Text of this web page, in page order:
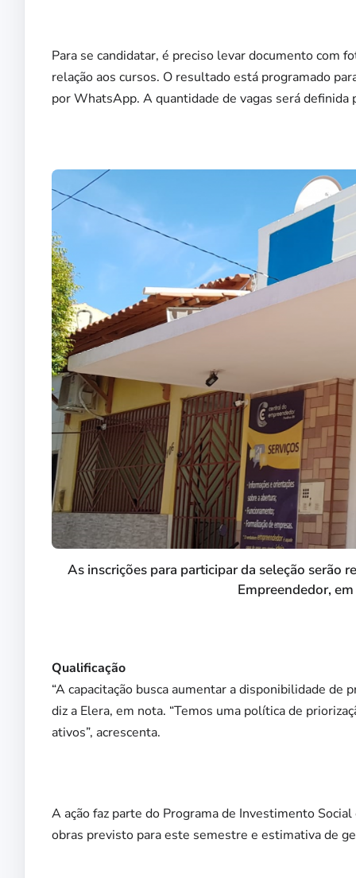
Para se candidatar, é preciso levar documento com
relação aos cursos. O resultado está programado
por WhatsApp. A quantidade de vagas será definida
As inscrições para participar da seleção serão
Empreendedor,
Qualificação
“A capacitação busca aumentar a disponibilidade
diz a Elera, em nota. “Temos uma política de
ativos”, acrescenta.
A ação faz parte do Programa de Investimento
obras previsto para este semestre e estimativa de